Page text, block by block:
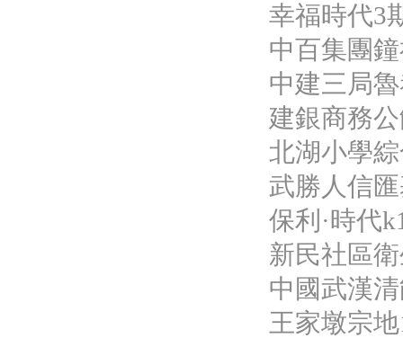
幸福時代3
中百集團
中建三局
建銀商務
北湖小學
武勝人信
保利·時代
新民社區
中國武漢
王家墩宗